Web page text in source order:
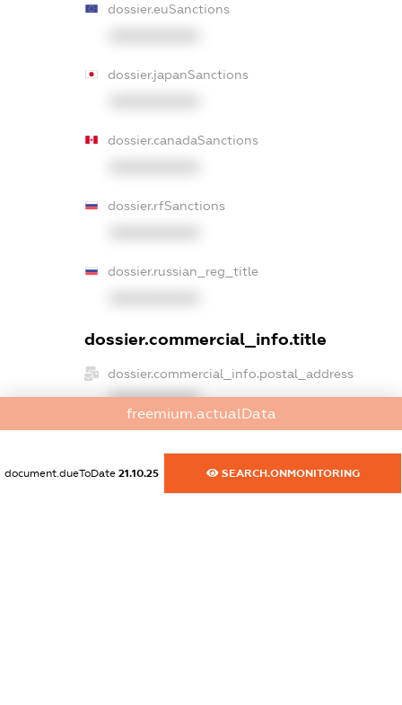
dossier.euSanctions
dossier.japanSanctions
dossier.canadaSanctions
dossier.rfSanctions
dossier.russian_reg_title
dossier.commercial_info.title
dossier.commercial_info.postal_address
XXXXXXXXXX
freemium.actualData
document.dueToDate 21.10.25 SEARCH.ONMONITORING